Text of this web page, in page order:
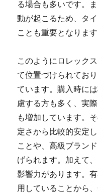
る場合も多いです。
動が起こるため、タ
ことも重要となります
このようにロレック
て位置づけられてお
ています。購入時に
慮する方も多く、実
も増加しています。
定さから比較的安定
ことや、高級ブラン
げられます。加えて
影響力があります。
用していることから